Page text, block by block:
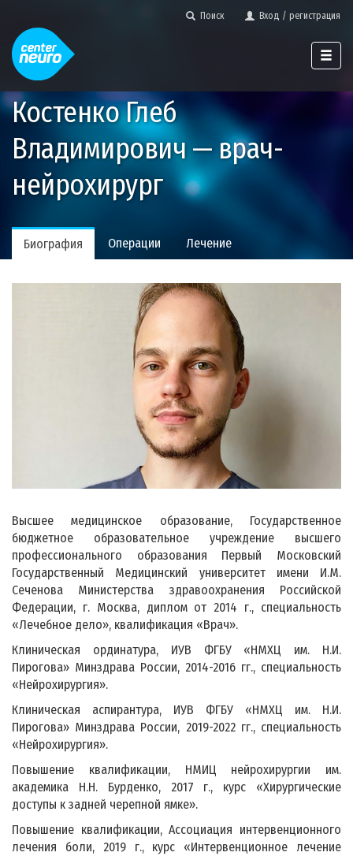
Поиск Вход / регистрация
Костенко Глеб
Владимирович — врач-
нейрохирург
Биография Операции Лечение
Высшее медицинское образование, Государственное
бюджетное образовательное учреждение высшего
профессионального образования Первый Московский
Государственный Медицинский университет имени И.М.
Сеченова Министерства здравоохранения Российской
Федерации, г. Москва, диплом от 2014 г., специальность
«Лечебное дело», квалификация «Врач».
Клиническая ординатура, ИУВ ФГБУ «НМХЦ им. Н.И.
Пирогова» Минздрава России, 2014-2016 гг., специальность
«Нейрохирургия».
Клиническая аспирантура, ИУВ ФГБУ «НМХЦ им. Н.И.
Пирогова» Минздрава России, 2019-2022 гг., специальность
«Нейрохирургия».
Повышение квалификации, НМИЦ нейрохирургии им.
академика Н.Н. Бурденко, 2017 г., курс «Хирургические
доступы к задней черепной ямке».
Повышение квалификации, Ассоциация интервенционного
лечения боли, 2019 г., курс «Интервенционное лечение